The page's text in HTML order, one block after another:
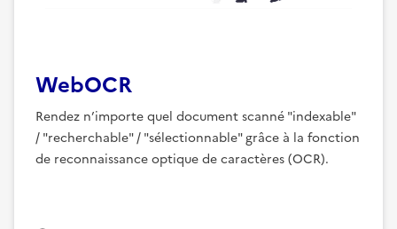
WebOCR
Rendez n’importe quel document scanné "indexable"
/ "recherchable" / "sélectionnable" grâce à la fonction
de reconnaissance optique de caractères (OCR).